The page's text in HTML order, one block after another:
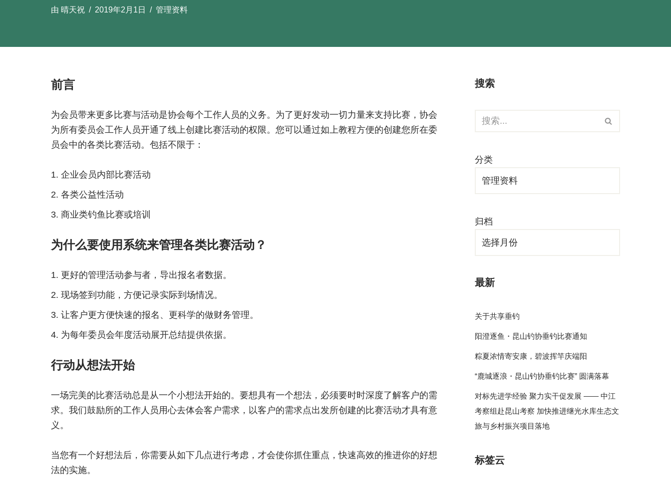
由 晴天祝 2019年2月1日 管理资料
前言
为会员带来更多比赛与活动是协会每个工作人员的义务。为了更好发动一切力量来支持比赛，协会
为所有委员会工作人员开通了线上创建比赛活动的权限。您可以通过如上教程方便的创建您所在委
员会中的各类比赛活动。包括不限于：
企业会员内部比赛活动
各类公益性活动
商业类钓鱼比赛或培训
为什么要使用系统来管理各类比赛活动？
更好的管理活动参与者，导出报名者数据。
现场签到功能，方便记录实际到场情况。
让客户更方便快速的报名、更科学的做财务管理。
为每年委员会年度活动展开总结提供依据。
行动从想法开始
一场完美的比赛活动总是从一个小想法开始的。要想具有一个想法，必须要时时深度了解客户的需
求。我们鼓励所的工作人员用心去体会客户需求，以客户的需求点出发所创建的比赛活动才具有意
义。
当您有一个好想法后，你需要从如下几点进行考虑，才会使你抓住重点，快速高效的推进你的好想
法的实施。
搜索
分类
归档
最新
关于共享垂钓
阳澄逐鱼・昆山钓协垂钓比赛通知
粽夏浓情寄安康，碧波挥竿庆端阳
“鹿城逐浪・昆山钓协垂钓比赛” 圆满落幕
对标先进学经验 聚力实干促发展 —— 中江
考察组赴昆山考察 加快推进继光水库生态文
旅与乡村振兴项目落地
标签云